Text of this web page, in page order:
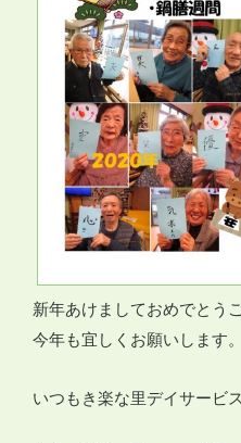
新年あけましておめでとう
今年も宜しくお願いします。
いつもき楽な里デイサービ